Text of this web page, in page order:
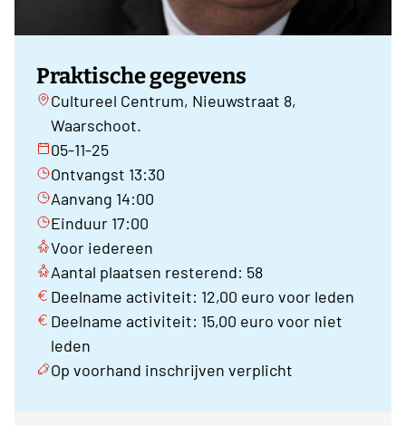
Praktische gegevens
Cultureel Centrum, Nieuwstraat 8,
Waarschoot.
05-11-25
Ontvangst 13:30
Aanvang 14:00
Einduur 17:00
Voor iedereen
Aantal plaatsen resterend: 58
Deelname activiteit: 12,00 euro voor leden
Deelname activiteit: 15,00 euro voor niet
leden
Op voorhand inschrijven verplicht